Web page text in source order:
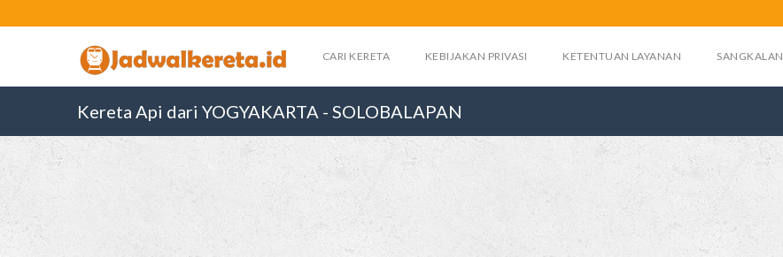
CARI KERETA KEBIJAKAN PRIVASI KETENTUAN LAYANAN SANGKALAN
Kereta Api dari YOGYAKARTA - SOLOBALAPAN